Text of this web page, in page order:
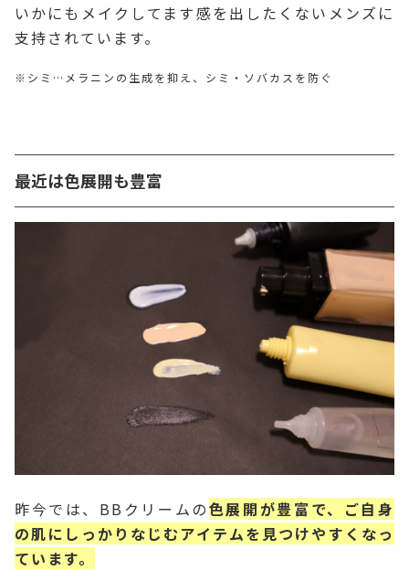
いかにもメイクしてます感を出したくないメンズに
支持されています。
※シミ…メラニンの生成を抑え、シミ・ソバカスを防ぐ
最近は色展開も豊富
昨今では、BBクリームの色展開が豊富で、ご自身
の肌にしっかりなじむアイテムを見つけやすくなっ
ています。